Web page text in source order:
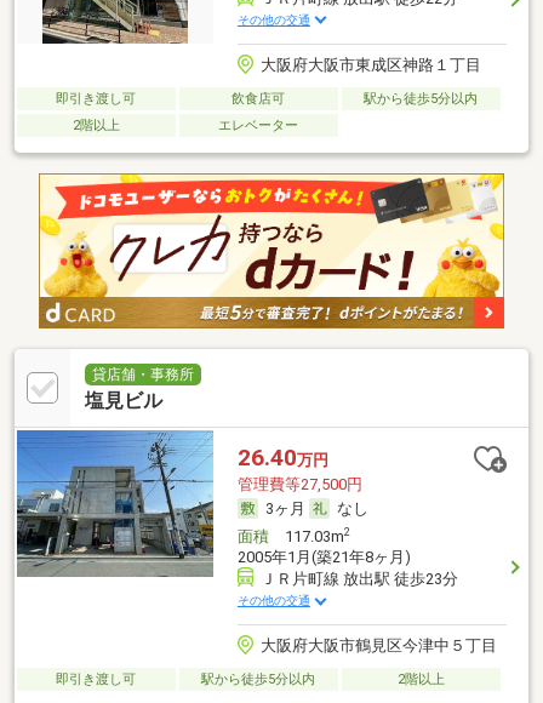
その他の交通
大阪府大阪市東成区神路１丁目
即引き渡し可 飲食店可
駅から徒歩5分以内
2階以上
エレベーター
貸店舗・事務所
塩見ビル
26.40万円
管理費等27,500円
3ヶ月
なし
面積117.03m2
2005年1月(築21年8ヶ月)
ＪＲ片町線 放出駅 徒歩23分
その他の交通
大阪府大阪市鶴見区今津中５丁目
即引き渡し可 駅から徒歩5分以内 2階以上